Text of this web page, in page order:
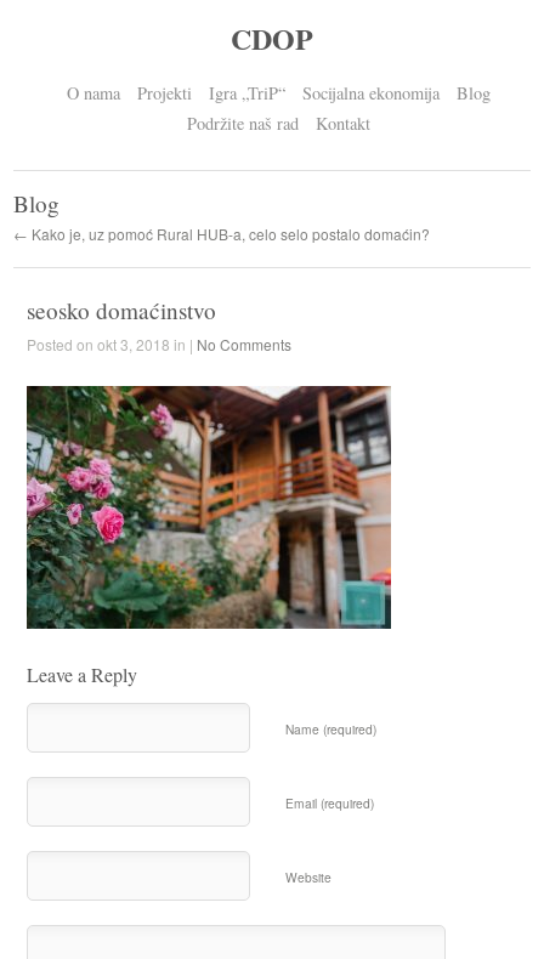
CDOP
O nama Projekti Igra „TriP“ Socijalna ekonomija
Blog
Podržite naš rad
Kontakt
Blog
← Kako je, uz pomoć Rural HUB-a, celo selo postalo domaćin?
seosko domaćinstvo
Posted on okt 3, 2018 in | No Comments
Leave a Reply
Name (required)
Email (required)
Website